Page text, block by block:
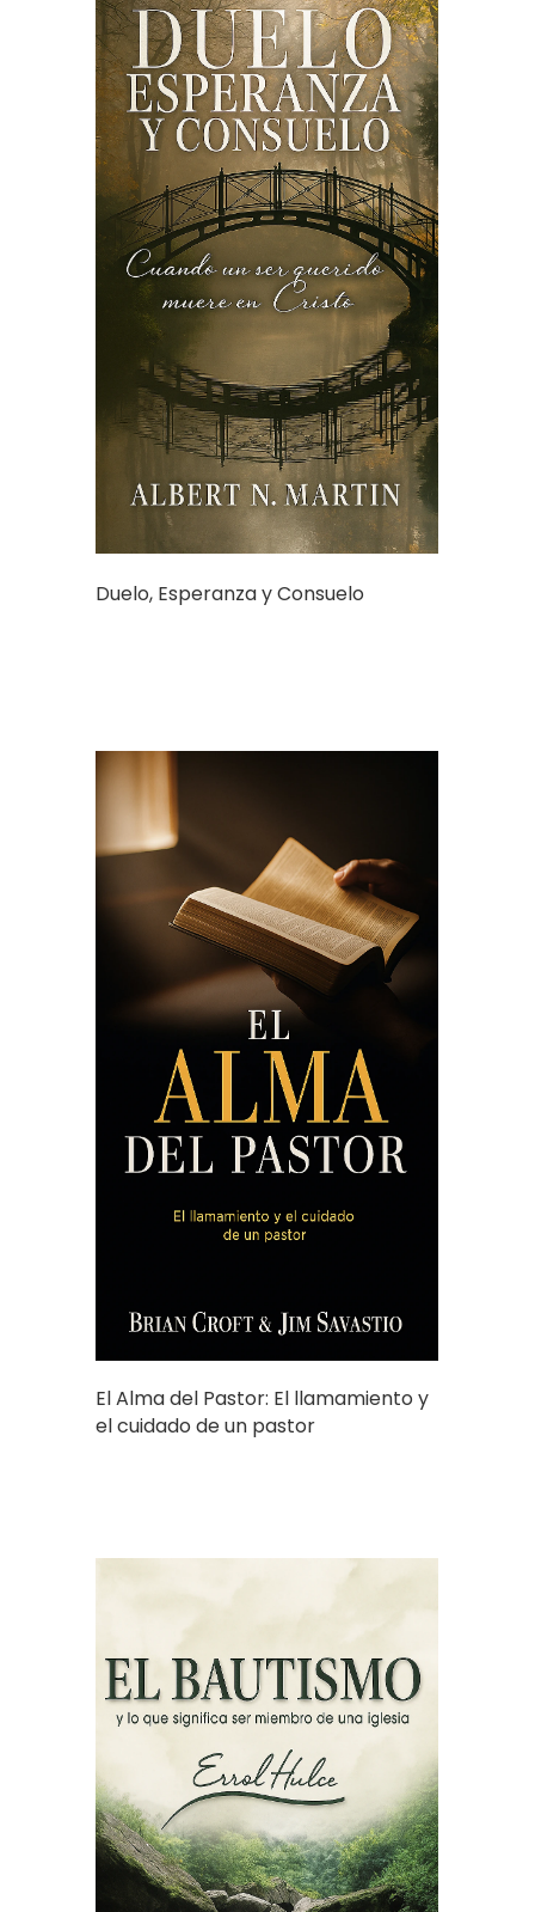
Duelo, Esperanza y Consuelo
El Alma del Pastor: El llamamiento y
el cuidado de un pastor